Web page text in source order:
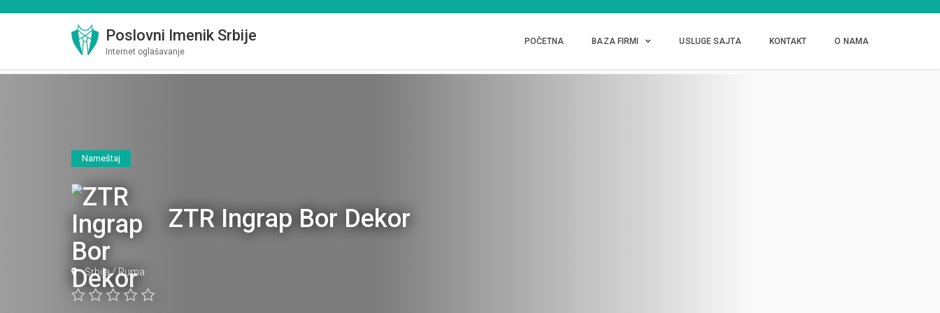
Poslovni Imenik Srbije
Internet oglašavanje
POČETNA BAZA FIRMI USLUGE SAJTA KONTAKT O NAMA
Nameštaj
ZTR Ingrap Bor Dekor
Srbija/Ruma